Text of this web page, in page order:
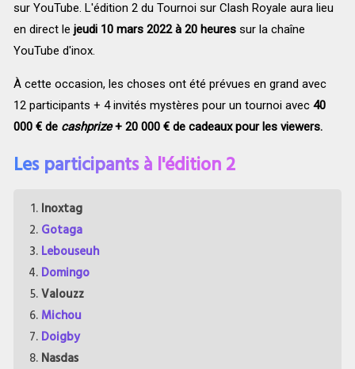
sur YouTube. L'édition 2 du Tournoi sur Clash Royale aura lieu
en direct le jeudi 10 mars 2022 à 20 heures sur la chaîne
YouTube d'inox.
À cette occasion, les choses ont été prévues en grand avec
12 participants + 4 invités mystères pour un tournoi avec 40
000 € de cashprize+ 20 000 € de cadeaux pour les viewers.
Les participants à l'édition 2
Inoxtag
Gotaga
Lebouseuh
Domingo
Valouzz
Michou
Doigby
Nasdas